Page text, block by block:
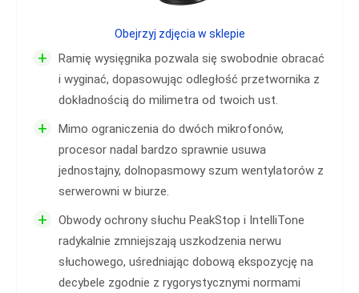
+
Ramię wysięgnika pozwala się swobodnie obracać
i wyginać, dopasowując odległość przetwornika z
dokładnością do milimetra od twoich ust.
+
Mimo ograniczenia do dwóch mikrofonów,
procesor nadal bardzo sprawnie usuwa
jednostajny, dolnopasmowy szum wentylatorów z
serwerowni w biurze.
+
Obwody ochrony słuchu PeakStop i IntelliTone
radykalnie zmniejszają uszkodzenia nerwu
słuchowego, uśredniając dobową ekspozycję na
decybele zgodnie z rygorystycznymi normami
Obejrzyj zdjęcia w sklepie